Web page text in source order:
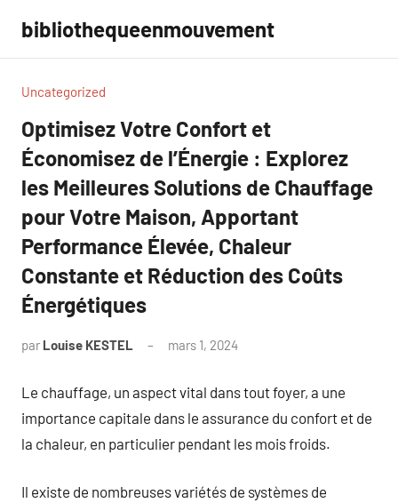
contenu
bibliothequeenmouvement
Uncategorized
Optimisez Votre Confort et
Économisez de l’Énergie : Explorez
les Meilleures Solutions de Chauffage
pour Votre Maison, Apportant
Performance Élevée, Chaleur
Constante et Réduction des Coûts
Énergétiques
par Louise KESTEL mars 1, 2024
Le chauffage, un aspect vital dans tout foyer, a une
importance capitale dans le assurance du confort et de
la chaleur, en particulier pendant les mois froids.
Il existe de nombreuses variétés de systèmes de